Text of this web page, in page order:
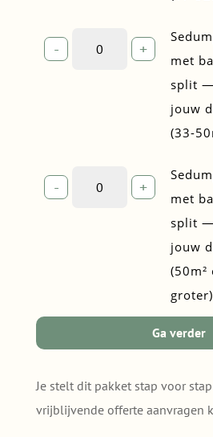
dak
(17-
-
Sedumpakket
met
dak
(33-
+
met
split
jouw
(33-
-
Sedumpakket
met
of
quantity
+
met
split
jouw
(50m²
groter)
Ga verder
Je stelt dit pakket stap voor stap
vrijblijvende offerte aanvragen